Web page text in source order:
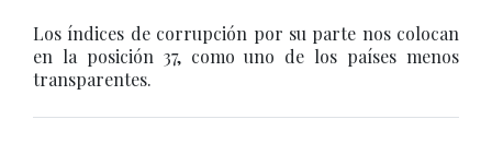
Los índices de corrupción por su parte nos colocan
en la posición 37, como uno de los países menos
transparentes.